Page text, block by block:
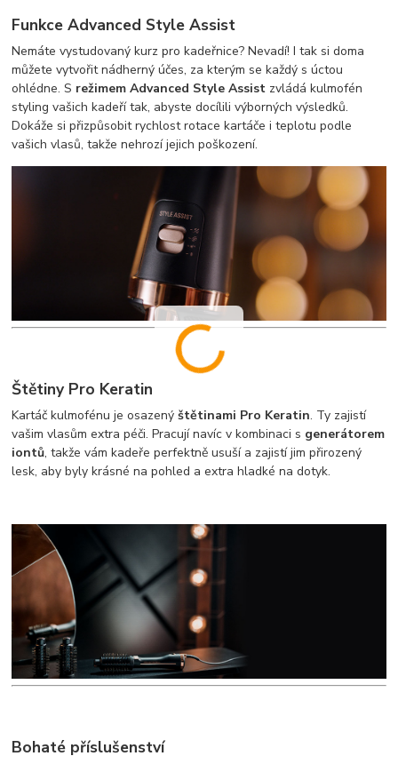
Funkce Advanced Style Assist
Nemáte vystudovaný kurz pro kadeřnice? Nevadí! I tak si doma
můžete vytvořit nádherný účes, za kterým se každý s úctou
ohlédne. S režimem Advanced Style Assist zvládá kulmofén
styling vašich kadeří tak, abyste docílili výborných výsledků.
Dokáže si přizpůsobit rychlost rotace kartáče i teplotu podle
vašich vlasů, takže nehrozí jejich poškození.
Štětiny Pro Keratin
Kartáč kulmofénu je osazenýštětinami Pro Keratin. Ty zajistí
vašim vlasům extra péči. Pracují navíc v kombinaci s generátorem
iontů, takže vám kadeře perfektně usuší a zajistí jim přirozený
lesk, aby byly krásné na pohled a extra hladké na dotyk.
Bohaté příslušenství